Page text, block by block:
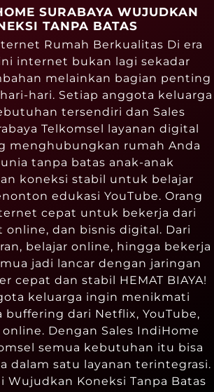
SURABAYA WUJUDKAN
TANPA BATAS
Rumah Berkualitas Di era
internet bukan lagi sekadar
melainkan bagian penting
hari. Setiap anggota keluarga
tersendiri dan Sales
Telkomsel layanan digital
menghubungkan rumah Anda
tanpa batas anak-anak
koneksi stabil untuk belajar
edukasi YouTube. Orang
cepat untuk bekerja dari
online, dan bisnis digital. Dari
belajar online, hingga bekerja
jadi lancar dengan jaringan
cepat dan stabil HEMAT BIAYA!
keluarga ingin menikmati
buffering dari Netflix, YouTube,
Dengan Sales IndiHome
semua kebutuhan itu bisa
dalam satu layanan terintegrasi.
Wujudkan Koneksi Tanpa Batas